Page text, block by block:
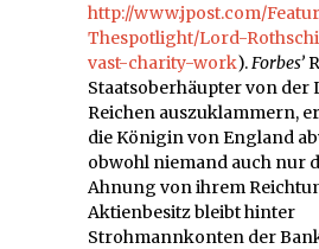
http://www.jpost.com/
Thespotlight/Lord-
vast-charity-work).Forbes’
Staatsoberhäupter von der
Reichen auszuklammern,
die Königin von England
obwohl niemand auch nur
Ahnung von ihrem
Aktienbesitz bleibt hinter
Strohmannkonten der